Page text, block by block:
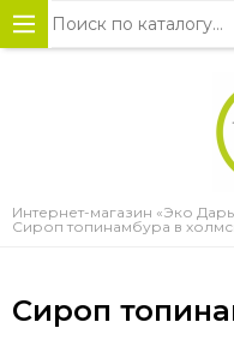
Интернет-магазин «Эко
Сироп топинамбура в
Сироп